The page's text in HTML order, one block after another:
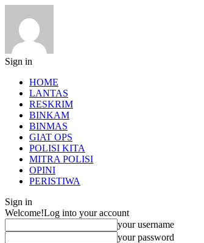
Sign in
HOME
LANTAS
RESKRIM
BINKAM
BINMAS
GIAT OPS
POLISI KITA
MITRA POLISI
OPINI
PERISTIWA
Sign in
Welcome!Log into your account
your username
your password